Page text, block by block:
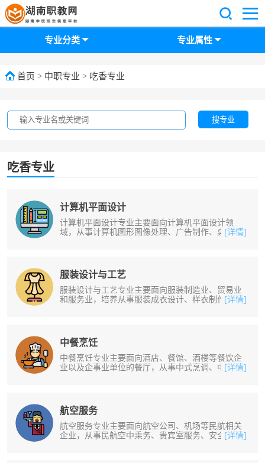
首页 > 中职专业 > 吃香专业
专业分类 专业属性
搜专业
吃香专业
计算机平面设计
计算机平面设计专业主要面向计算机平面设计领
域，从事计算机图形图像处理、广告制作、桌面排
[详情]
服装设计与工艺
服装设计与工艺专业主要面向服装制造业、贸易业
和服务业，培养从事服装成衣设计、样衣制作、营
[详情]
中餐烹饪
中餐烹饪专业主要面向酒店、餐馆、酒楼等餐饮企
业以及企事业单位的餐厅，从事中式烹调、中式面
[详情]
航空服务
航空服务专业主要面向航空公司、机场等民航相关
企业，从事民航空中乘务、贵宾室服务、安全检[详情]